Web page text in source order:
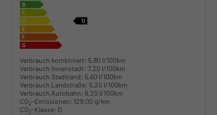
Verbrauch kombiniert: 5,80 l/100km
Verbrauch Innenstadt: 7,20 l/100km
Verbrauch Stadtrand: 5,60 l/100km
Verbrauch Landstraße: 5,20 l/100km
Verbrauch Autobahn: 6,20 l/100km
CO2-Emissionen: 129,00 g/km
CO2-Klasse: D